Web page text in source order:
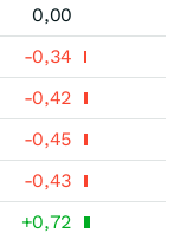
0,00
-0,34
-0,42
-0,45
-0,43
+0,72